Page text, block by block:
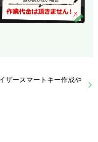
ザースマートキー作成や